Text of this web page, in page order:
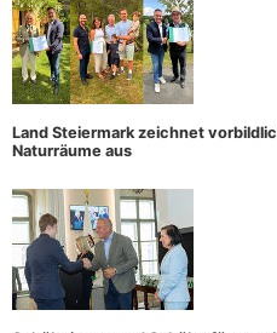
Land Steiermark zeichnet
Naturräume aus